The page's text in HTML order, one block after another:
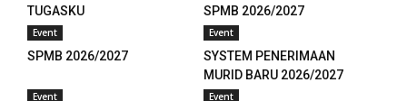
TUGASKU
SPMB 2026/2027
Event
SPMB 2026/2027
Event
SYSTEM PENERIMAAN
MURID BARU 2026/2027
Event Event